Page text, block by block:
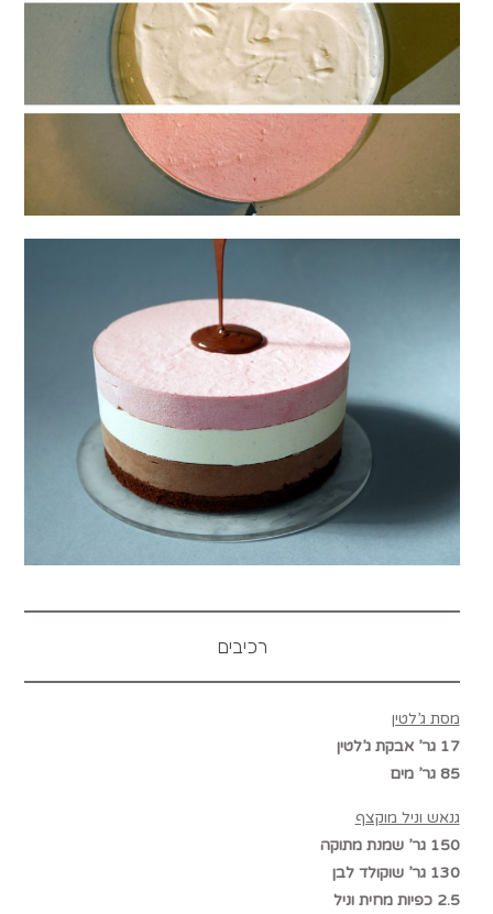
רכיבים
מסת ג’לטין
17 גר’ אבקת ג’לטין
85 גר’ מים
גנאש וניל מוקצף
150 גר’ שמנת מתוקה
130 גר’ שוקולד לבן
2.5 כפיות מחית וניל